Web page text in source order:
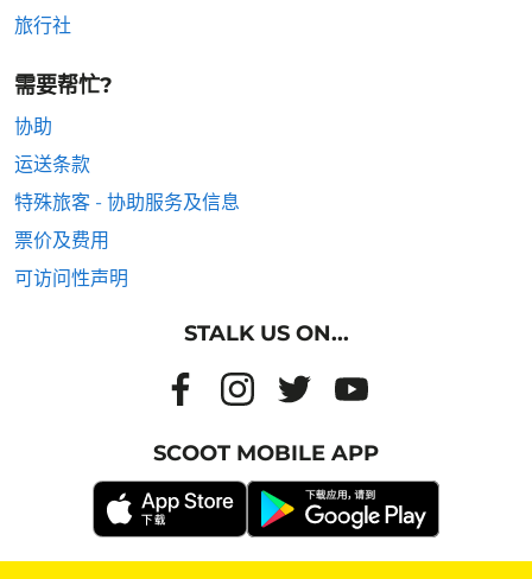
旅行社
需要帮忙?
协助
运送条款
特殊旅客 - 协助服务及信息
票价及费用
可访问性声明
STALK US ON...
SCOOT MOBILE APP